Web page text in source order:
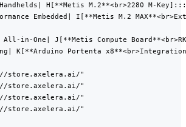
H[**Metis M.2**<br>2280 M-
Embedded| I[**Metis M.2
All-in-One| J[**Metis Compute
K[**Arduino Portenta
store.axelera.ai/"
store.axelera.ai/"
store.axelera.ai/"
store.axelera.ai/"